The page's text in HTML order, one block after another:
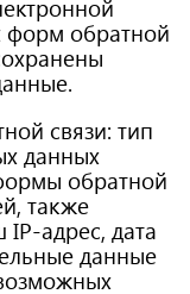
форм обратной
связи: тип
данных
обратной
также
адрес, дата
данные